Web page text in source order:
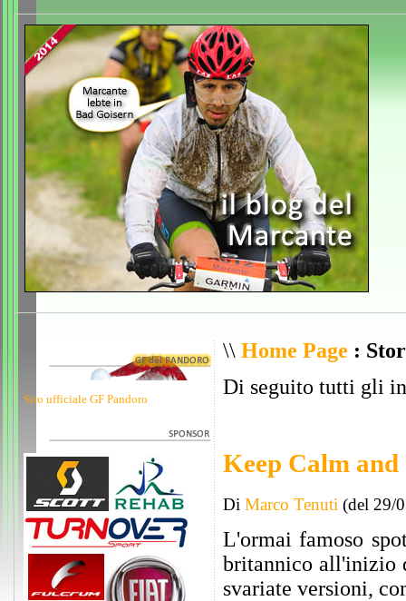
Sito ufficiale GF Pandoro
\\ Home Page :
Di seguito tutti gli
Keep Calm
Di Marco Tenuti (del 29/
L'ormai famoso
britannico all'inizio
svariate versioni,